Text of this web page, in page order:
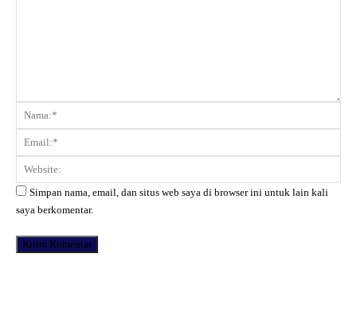
Komentar:
Simpan nama, email, dan situs web saya di browser ini untuk lain kali
saya berkomentar.